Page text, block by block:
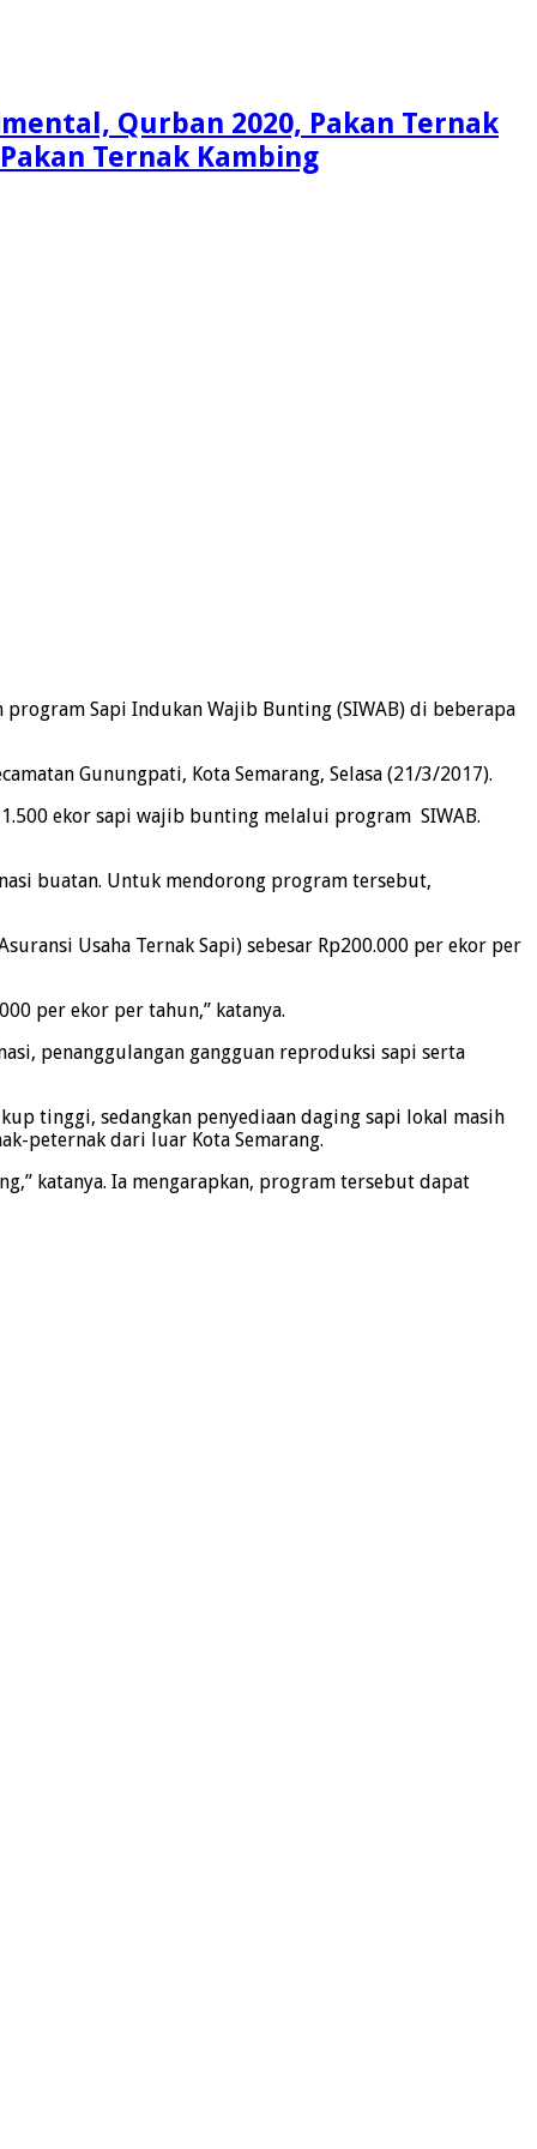
Qurban 2020, Pakan Ternak
Ternak Kambing
program Sapi Indukan Wajib Bunting (SIWAB) di beberapa
Gunungpati, Kota Semarang, Selasa (21/3/2017).
1.500 ekor sapi wajib bunting melalui program SIWAB.
buatan. Untuk mendorong program tersebut,
Usaha Ternak Sapi) sebesar Rp200.000 per ekor per
per ekor per tahun,” katanya.
penanggulangan gangguan reproduksi sapi serta
tinggi, sedangkan penyediaan daging sapi lokal masih
peternak dari luar Kota Semarang.
katanya. Ia mengarapkan, program tersebut dapat